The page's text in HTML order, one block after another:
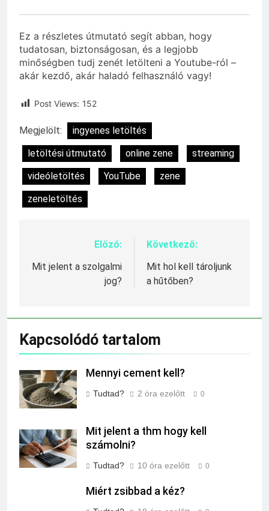
Ez a részletes útmutató segít abban, hogy
tudatosan, biztonságosan, és a legjobb
minőségben tudj zenét letölteni a Youtube-ról –
akár kezdő, akár haladó felhasználó vagy!
Post Views: 152
Megjelölt:
ingyenes letöltés
letöltési útmutató
online zene
streaming
videóletöltés
YouTube
zene
zeneletöltés
Bejegyzés
navigáció
Előző:
Mit jelent a szolgalmi
jog?
Következő:
Mit hol kell tároljunk
a hűtőben?
Kapcsolódó tartalom
Mennyi cement kell?
Tudtad? 2 óra ezelőtt 0
Mit jelent a thm hogy kell
számolni?
Tudtad? 10 óra ezelőtt 0
Miért zsibbad a kéz?